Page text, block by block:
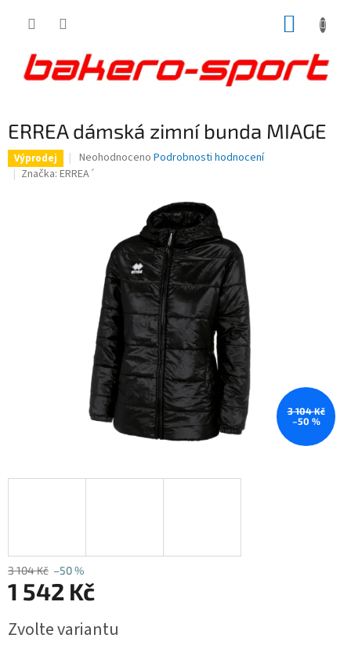
ERREA dámská zimní bunda MIAGE
Výprodej
Průměrné
hodnocení
hvězdiček.
Neohodnoceno Podrobnosti hodnocení
Značka: ERREA´
3 104 Kč
–50 %
3 104 Kč –50 %
1 542 Kč
cena:
Zvolte variantu